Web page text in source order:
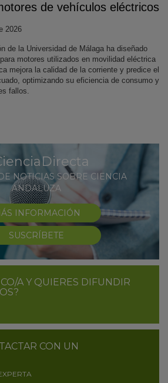
de vehículos eléctricos
2026
de la Universidad de Málaga ha diseñado
motores utilizados en movilidad eléctrica
mejora la calidad de la corriente y predice el
optimizando su eficiencia de consumo y
fallos.
NOTICIAS SOBRE CIENCIA
ANDALUZA
INFORMACIÓN
SUSCRÍBETE
A Y QUIERES DIFUNDIR
CON UN